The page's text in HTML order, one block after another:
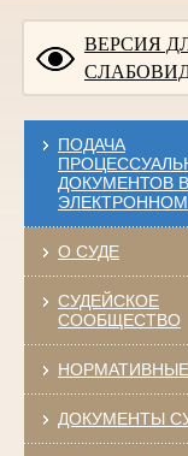
ВЕРСИЯ
ПОДАЧА
ДОКУМЕНТОВ В
О СУДЕ
СУДЕЙСКОЕ
СООБЩЕСТВО
ДОКУМЕНТЫ